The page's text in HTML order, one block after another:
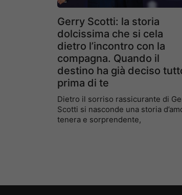
Gerry Scotti: la storia
dolcissima che si cela
dietro l’incontro con la
compagna. Quando il
destino ha già deciso
prima di te
Dietro il sorriso rassicurante di
Scotti si nasconde una storia
tenera e sorprendente,